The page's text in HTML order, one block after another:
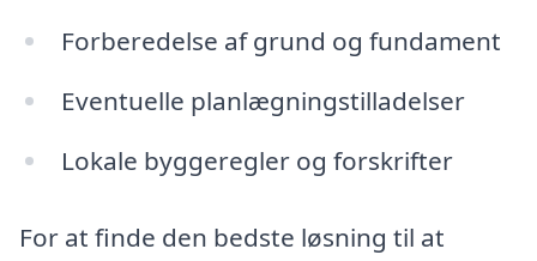
Forberedelse af grund og fundament
Eventuelle planlægningstilladelser
Lokale byggeregler og forskrifter
For at finde den bedste løsning til at